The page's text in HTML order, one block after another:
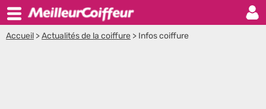
Accueil >Actualités de la coiffure > Infos coiffure